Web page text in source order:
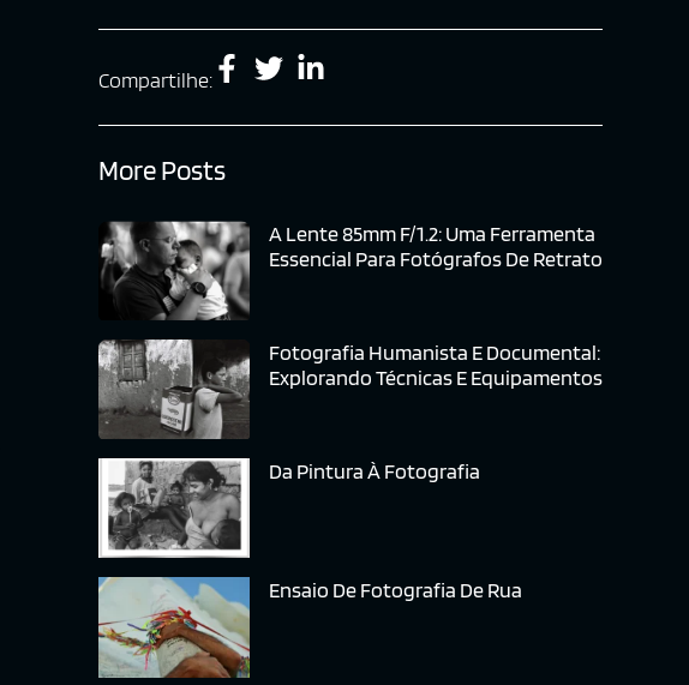
Compartilhe:
More Posts
A Lente 85mm F/1.2: Uma Ferramenta
Essencial Para Fotógrafos De Retrato
Fotografia Humanista E Documental:
Explorando Técnicas E Equipamentos
Da Pintura À Fotografia
Ensaio De Fotografia De Rua